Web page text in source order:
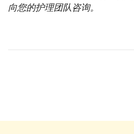
向您的护理团队咨询。